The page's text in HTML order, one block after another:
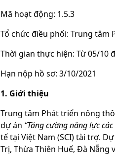
Mã hoạt động: 1.5.3
Tổ chức điều phối: Trung tâm
Thời gian thực hiện: Từ 05/10
Hạn nộp hồ sơ: 3/10/2021
1. Giới thiệu
Trung tâm Phát triển nông
dự án “Tăng cường năng lực
tế tại Việt Nam (SCI) tài trợ.
Trị, Thừa Thiên Huế, Đà Nẵng